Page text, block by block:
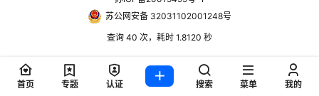
苏公网安备 32031102001248号
查询 40 次，耗时 1.8120 秒
首页 专题 认证 搜索 菜单 我的